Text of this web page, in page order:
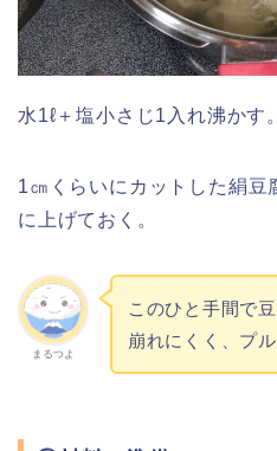
水1ℓ＋塩小さじ1入れ沸かす。
1㎝くらいにカットした絹豆
に上げておく。
まるつよ
このひと手間で
崩れにくく、プ